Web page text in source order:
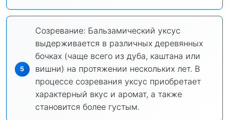
Созревание: Бальзамический уксус
выдерживается в различных деревянных
бочках (чаще всего из дуба, каштана или
вишни) на протяжении нескольких лет. В
процессе созревания уксус приобретает
характерный вкус и аромат, а также
становится более густым.